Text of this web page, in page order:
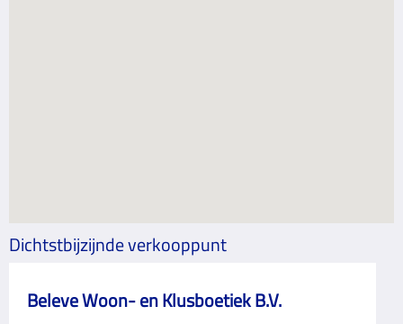
Dichtstbijzijnde verkooppunt
Beleve Woon- en Klusboetiek B.V.